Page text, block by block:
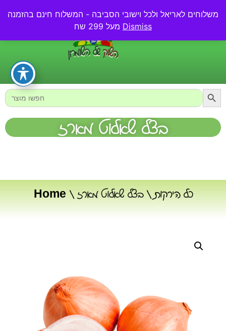
משלוחים לאריאל ולכל וישובי הסביבה - המשלוח חינם בהזמנה
Dismiss
0.00₪
Search
for:
בצל שאלוט מארז
Home/ כל הירקות/ בצל שאלוט מארז